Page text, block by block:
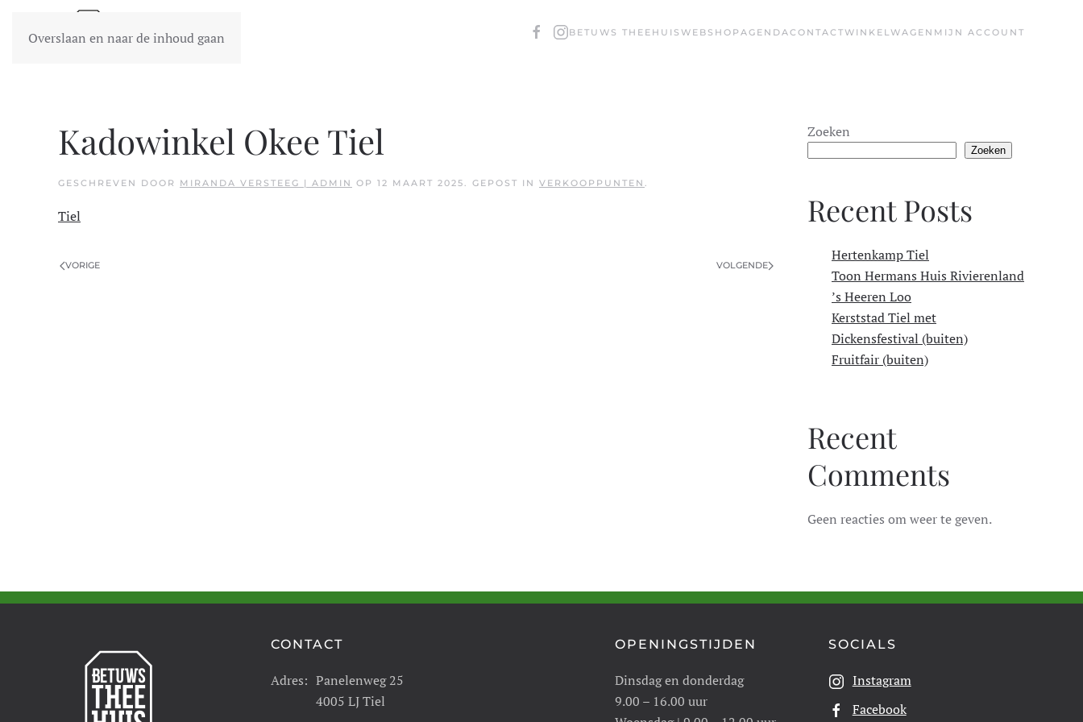
Overslaan en naar de inhoud gaan BETUWS THEEHUIS WEBSHOP AGENDACONTACTWINKELWAGEN MIJN ACCOUNT
Kadowinkel Okee Tiel
GESCHREVEN DOOR MIRANDA VERSTEEG | ADMIN OP 12 MAART 2025. GEPOST IN VERKOOPPUNTEN .
Tiel
VORIGE VOLGENDE
Zoeken
Zoeken
Recent Posts
Hertenkamp Tiel
Toon Hermans Huis Rivierenland
’s Heeren Loo
Kerststad Tiel met
Dickensfestival (buiten)
Fruitfair (buiten)
Recent
Comments
Geen reacties om weer te geven.
CONTACT
Adres: Panelenweg 25
4005 LJ Tiel
OPENINGSTIJDEN
Dinsdag en donderdag
9.00 – 16.00 uur
SOCIALS
Instagram
Facebook